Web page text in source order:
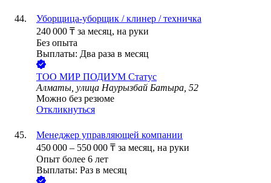
Уборщица-уборщик / клинер / техничка
240 000 ₸ за месяц, на руки
Без опыта
Выплаты: Два раза в месяц
ТОО МИР ПОДИУМ Статус
Алматы, улица Наурызбай Батыра, 52
Можно без резюме
Откликнуться
Менеджер управляющей компании
450 000 – 550 000 ₸ за месяц, на руки
Опыт более 6 лет
Выплаты: Раз в месяц